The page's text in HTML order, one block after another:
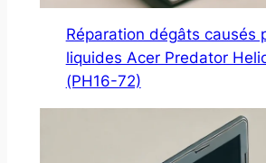
Réparation dégâts causés
liquides Acer Predator
(PH16-72)